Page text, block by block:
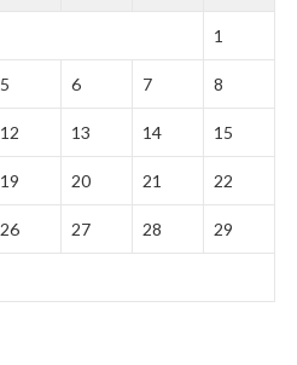
1
5 6 7 8
12 13 14 15
19 20 21 22
26 27 28 29